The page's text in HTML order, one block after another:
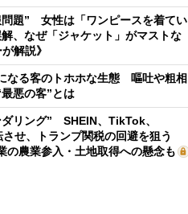
題” 女性は「ワンピースを着てい
、なぜ「ジャケット」がマストな
解説》
なる客のトホホな生態 嘔吐や粗相
悪の客”とは
リング” SHEIN、TikTok、
せ、トランプ関税の回避を狙う
の農業参入・土地取得への懸念も